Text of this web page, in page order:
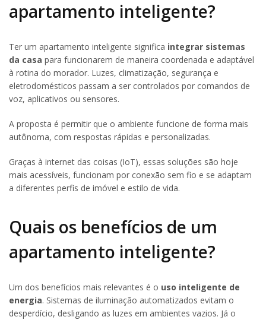
apartamento inteligente?
Ter um apartamento inteligente significa integrar sistemas
da casa para funcionarem de maneira coordenada e adaptável
à rotina do morador. Luzes, climatização, segurança e
eletrodomésticos passam a ser controlados por comandos de
voz, aplicativos ou sensores.
A proposta é permitir que o ambiente funcione de forma mais
autônoma, com respostas rápidas e personalizadas.
Graças à internet das coisas (IoT), essas soluções são hoje
mais acessíveis, funcionam por conexão sem fio e se adaptam
a diferentes perfis de imóvel e estilo de vida.
Quais os benefícios de um
apartamento inteligente?
Um dos benefícios mais relevantes é o uso inteligente de
energia. Sistemas de iluminação automatizados evitam o
desperdício, desligando as luzes em ambientes vazios. Já o